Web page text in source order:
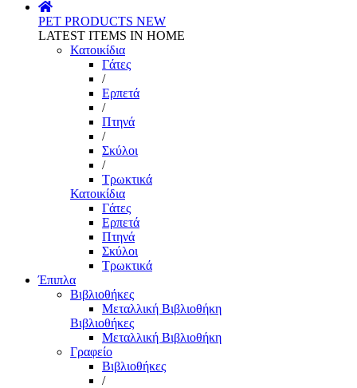
PET PRODUCTS NEW
LATEST ITEMS IN HOME
Κατοικίδια
Γάτες
/
Ερπετά
/
Πτηνά
/
Σκύλοι
/
Τρωκτικά
Κατοικίδια
Γάτες
Ερπετά
Πτηνά
Σκύλοι
Τρωκτικά
Έπιπλα
Βιβλιοθήκες
Μεταλλική Βιβλιοθήκη
Βιβλιοθήκες
Μεταλλική Βιβλιοθήκη
Γραφείο
Βιβλιοθήκες
/